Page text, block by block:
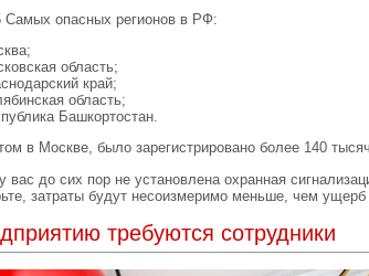
опасных регионов в РФ:
область;
край;
область;
Башкортостан.
в Москве, было зарегистрировано более 140
вас до сих пор не установлена охранная
затраты будут несоизмеримо меньше, чем ущерб
требуются сотрудники